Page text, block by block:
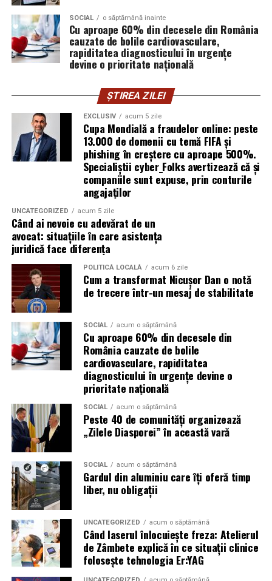
sau variaţii în concentrația de sare, ceea ce reduce
eficiența. AREC evită aceste probleme.
Pentru cine este utilă terapia
Procedeul AREC este recomandat pentru:
Copii și adulți cu astm bronșic
Persoane cubronșite cronice, alergii
respiratorii
Pacienți post-infecţii respiratorii acute care încă au
sechele (secreţii, dificultăţi de respiraţie)
Persoane care doresc să reducă consumul de
medicamente respiratorii
Cei care caută terapii naturale, fără efecte adverse
puternice și în medii controlate
Cum să începi terapia la
Respysal
Contact și programare – te poţi programa prin
site-ul nostru sau telefonic. Adresa în Oradea,
Strada Camille Flammarion nr. 2A, bloc AN11, ap. 16.
Evaluare inițială– anamneză, istoricul medical,
evaluarea simptomelor respiratorii.
Plan de tratament
ședinţe recomandate (de exemplu 20 pentru un
curs complet în cazul astmului).
Ședințe de inhalare în camera AREC
ședințe regulate, inhalezi aer cu particule de sare
uscată încărcate electric.
Monitorizare și ajustare– evaluări periodice
pentru a măsura ameliorările și ajustarea
SOCIAL o săptămână inainte
Cu aproape 60% din decesele din România
cauzate de bolile cardiovasculare,
rapiditatea diagnosticului în urgențe
devine o prioritate națională
ȘTIREA ZILEI
EXCLUSIV acum 5 zile
Cupa Mondială a fraudelor online: peste
13.000 de domenii cu temă FIFA și
phishing în creștere cu aproape 500%.
Specialiștii cyber_Folks avertizează că și
companiile sunt expuse, prin conturile
angajaților
UNCATEGORIZED acum 5 zile
Când ai nevoie cu adevărat de un
avocat: situațiile în care asistența
juridică face diferența
POLITICĂ LOCALĂ acum 6 zile
Cum a transformat Nicușor Dan o notă
de trecere într-un mesaj de stabilitate
SOCIAL acum o săptămână
Cu aproape 60% din decesele din
România cauzate de bolile
cardiovasculare, rapiditatea
diagnosticului în urgențe devine o
prioritate națională
SOCIAL acum o săptămână
Peste 40 de comunități organizează
„Zilele Diasporei” în această vară
SOCIAL acum o săptămână
Gardul din aluminiu care îți oferă timp
liber, nu obligații
UNCATEGORIZED acum o săptămână
Când laserul înlocuiește freza: Atelierul
de Zâmbete explică în ce situații clinice
folosește tehnologia Er:YAG